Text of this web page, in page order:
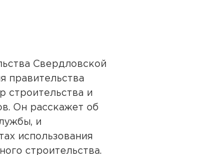
Свердловской
правительства
строительства и
Он расскажет об
и
использования
строительства.